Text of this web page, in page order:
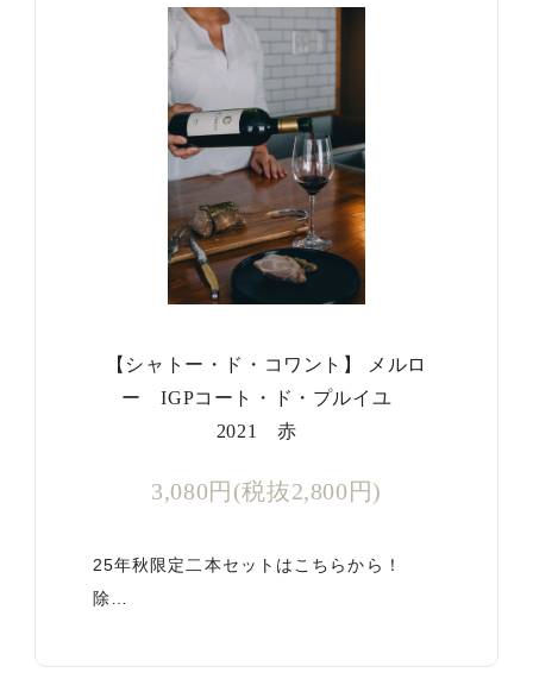
【シャトー・ド・コワント】 メルロ
ー IGPコート・ド・プルイユ
2021 赤
3,080円(税抜2,800円)
25年秋限定二本セットはこちらから！
除…